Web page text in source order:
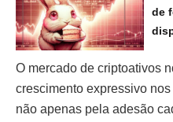
de
O mercado de criptoativos
crescimento expressivo
não apenas pela adesão